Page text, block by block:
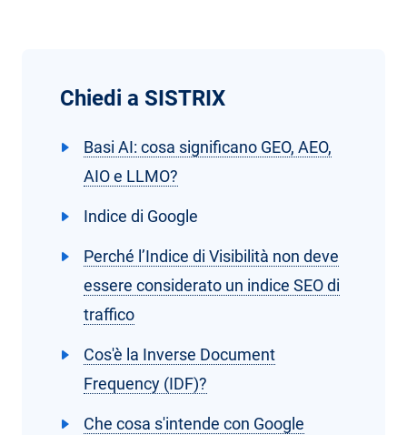
Chiedi a SISTRIX
Basi AI: cosa significano GEO, AEO,
AIO e LLMO?
Indice di Google
Perché l’Indice di Visibilità non deve
essere considerato un indice SEO di
traffico
Cos'è la Inverse Document
Frequency (IDF)?
Che cosa s'intende con Google